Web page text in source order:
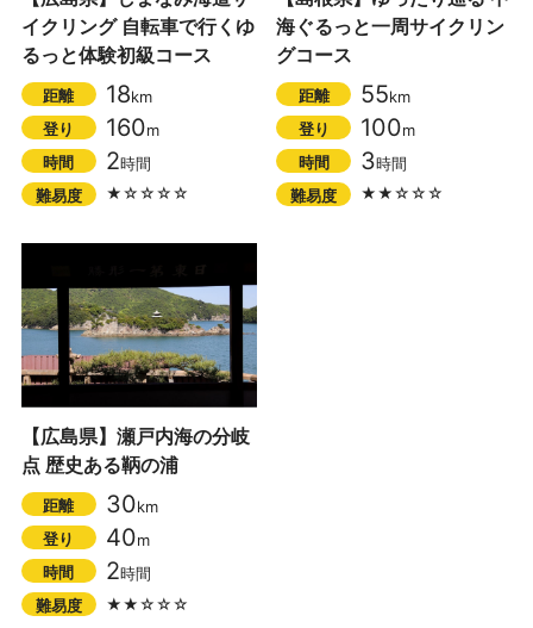
イクリング 自転車で行くゆ
るっと体験初級コース
距離 18km
登り
160m
時間
2時間
難易度
★☆☆☆☆
海ぐるっと一周サイクリン
グコース
距離 55km
登り
100m
時間
3時間
難易度
★★☆☆☆
【広島県】瀬戸内海の分岐
点 歴史ある鞆の浦
距離 30km
登り
40m
時間
2時間
難易度
★★☆☆☆